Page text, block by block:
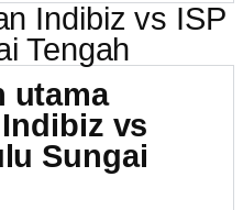
Indibiz vs ISP
Tengah
utama
vs
Sungai